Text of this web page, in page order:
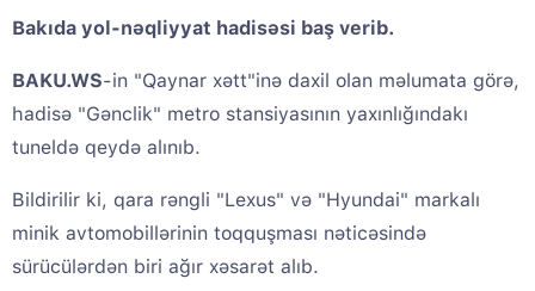
Bakıda yol-nəqliyyat hadisəsi baş verib.
BAKU.WS-in "Qaynar xətt"inə daxil olan məlumata görə,
hadisə "Gənclik" metro stansiyasının yaxınlığındakı
tuneldə qeydə alınıb.
Bildirilir ki, qara rəngli "Lexus" və "Hyundai" markalı
minik avtomobillərinin toqquşması nəticəsində
sürücülərdən biri ağır xəsarət alıb.